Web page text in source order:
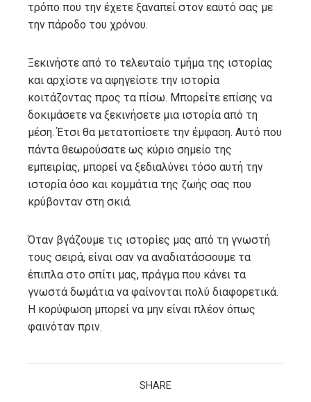
τρόπο που την έχετε ξαναπεί στον εαυτό σας με
την πάροδο του χρόνου.
Ξεκινήστε από το τελευταίο τμήμα της ιστορίας
και αρχίστε να αφηγείστε την ιστορία
κοιτάζοντας προς τα πίσω. Μπορείτε επίσης να
δοκιμάσετε να ξεκινήσετε μια ιστορία από τη
μέση. Έτσι θα μετατοπίσετε την έμφαση. Αυτό που
πάντα θεωρούσατε ως κύριο σημείο της
εμπειρίας, μπορεί να ξεδιαλύνει τόσο αυτή την
ιστορία όσο και κομμάτια της ζωής σας που
κρύβονταν στη σκιά.
Όταν βγάζουμε τις ιστορίες μας από τη γνωστή
τους σειρά, είναι σαν να αναδιατάσσουμε τα
έπιπλα στο σπίτι μας, πράγμα που κάνει τα
γνωστά δωμάτια να φαίνονται πολύ διαφορετικά.
Η κορύφωση μπορεί να μην είναι πλέον όπως
φαινόταν πριν.
SHARE